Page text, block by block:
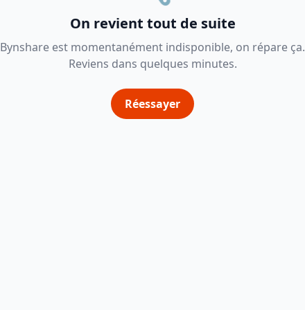
On revient tout de suite
Bynshare est momentanément indisponible, on répare ça.
Reviens dans quelques minutes.
Réessayer